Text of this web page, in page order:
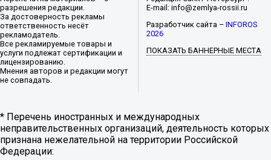
разрешения редакции.
За достоверность рекламы
ответственность несёт
рекламодатель.
Все рекламируемые товары и
услуги подлежат сертификации и
лицензированию.
Мнения авторов и редакции могут
не совпадать.
E-mail: info@zemlya-rossii.ru
Разработчик сайта –INFOROS
2026
ПОКАЗАТЬ БАННЕРНЫЕ МЕСТА
* Перечень иностранных и международных
неправительственных организаций, деятельность которых
признана нежелательной на территории Российской
Федерации: